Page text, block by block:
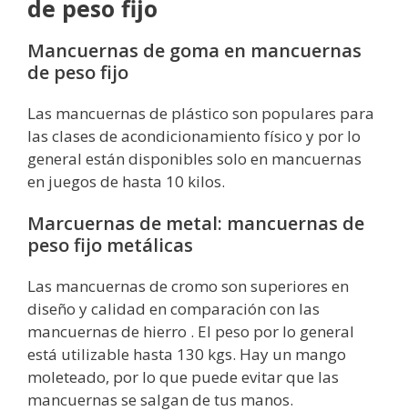
de peso fijo
Mancuernas de goma en mancuernas
de peso fijo
Las mancuernas de plástico son populares para
las clases de acondicionamiento físico y por lo
general están disponibles solo en mancuernas
en juegos de hasta 10 kilos.
Marcuernas de metal: mancuernas de
peso fijo metálicas
Las mancuernas de cromo son superiores en
diseño y calidad en comparación con las
mancuernas de hierro . El peso por lo general
está utilizable hasta 130 kgs. Hay un mango
moleteado, por lo que puede evitar que las
mancuernas se salgan de tus manos.